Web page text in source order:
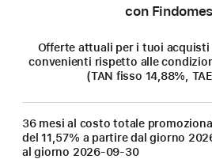
con
Offerte attuali per i tuoi acquisti
convenienti rispetto alle
(TAN fisso 14,88%,
36 mesi al costo totale
del 11,57% a partire dal giorno
al giorno 2026-09-30